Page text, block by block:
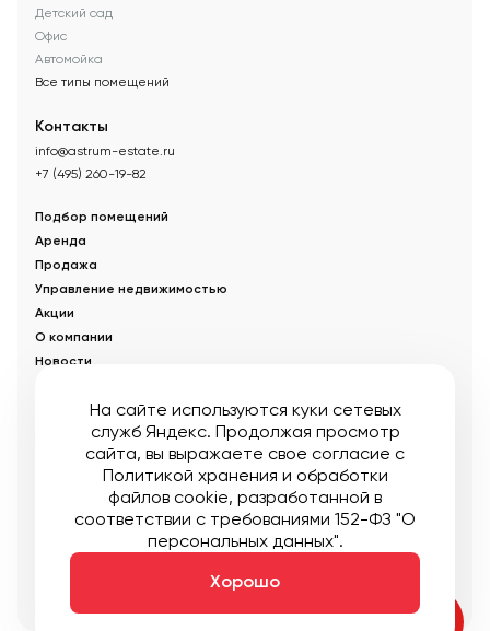
Детский сад
Офис
Автомойка
Все типы помещений
Контакты
info@astrum-estate.ru
+7 (495) 260-19-82
Подбор помещений
Аренда
Продажа
Управление недвижимостью
Акции
О компании
Новости
© Управляющая компания «Аструм Недвижимость». 2026
Опубликованная на сайте информация носит информационный
характер и не является публичной офертой
Мы в соцсетях:
Публичная оферта
Пользовательское соглашение
Карта сайта
На сайте используются куки сетевых
служб Яндекс. Продолжая просмотр
сайта, вы выражаете свое согласие с
Политикой хранения и обработки
файлов cookie, разработанной в
соответствии с требованиями 152-ФЗ "О
персональных данных".
Хорошо